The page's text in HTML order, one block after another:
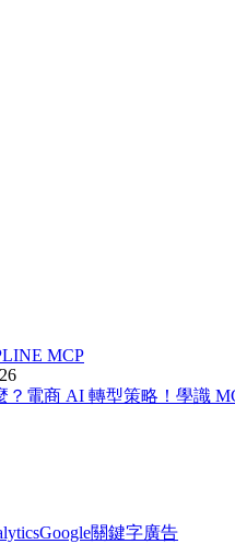
MCP
？電商 AI 轉型策略！學識
Google關鍵字廣告